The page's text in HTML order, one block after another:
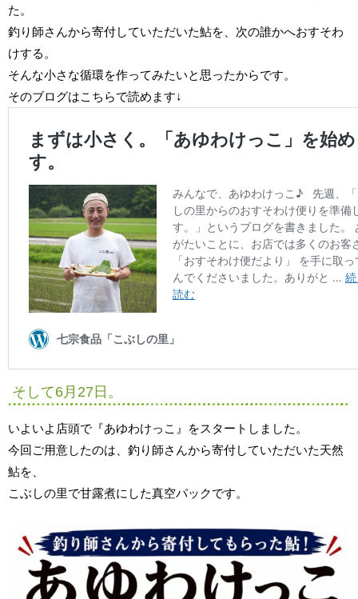
た。
釣り師さんから寄付していただいた鮎を、次の誰かへおすそわ
けする。
そんな小さな循環を作ってみたいと思ったからです。
そのブログはこちらで読めます↓
そして6月27日。
いよいよ店頭で『あゆわけっこ』をスタートしました。
今回ご用意したのは、釣り師さんから寄付していただいた天然
鮎を、
こぶしの里で甘露煮にした真空パックです。